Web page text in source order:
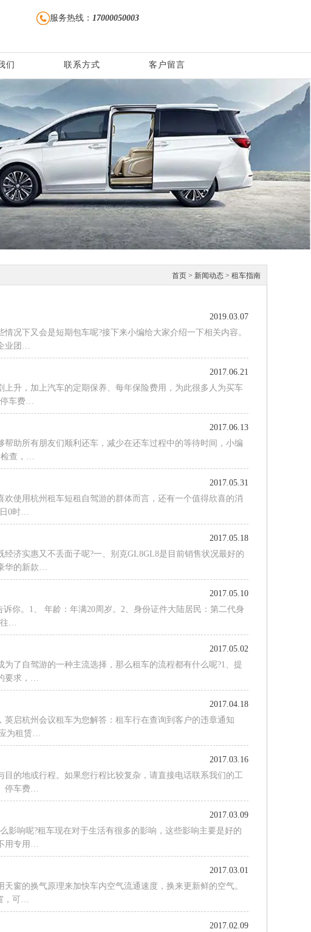
服务热线： 17000050003
们 联系方式 客户留言
首页> 新闻动态> 租车指南
2019.03.07
况下又会是短期包车呢?接下来小编给大家介绍一下相关内容。
业团…
2017.06.21
升，加上汽车的定期保养、每年保险费用，为此很多人为买车
停车费…
2017.06.13
助所有朋友们顺利还车，减少在还车过程中的等待时间，小编
检查，…
2017.05.31
使用杭州租车短租自驾游的群体而言，还有一个值得欣喜的消
0时…
2017.05.18
济实惠又不丢面子呢?一、别克GL8GL8是目前销售状况最好的
华的新款…
2017.05.10
你。1、 年龄：年满20周岁。2、身份证件大陆居民：第二代身
往…
2017.05.02
了自驾游的一种主流选择，那么租车的流程都有什么呢?1、提
要求，…
2017.04.18
启杭州会议租车为您解答：租车行在查询到客户的违章通知
为租赁…
2017.03.16
的地或行程。如果您行程比较复杂，请直接电话联系我们的工
停车费…
2017.03.09
影响呢?租车现在对于生活有很多的影响，这些影响主要是好的
用专用…
2017.03.01
窗的换气原理来加快车内空气流通速度，换来更新鲜的空气。
，可…
2017.02.09